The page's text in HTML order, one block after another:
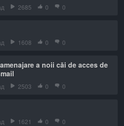
2685 0 0
1608 0 0
a noii căi de acces de
2503 0 0
1621 0 0